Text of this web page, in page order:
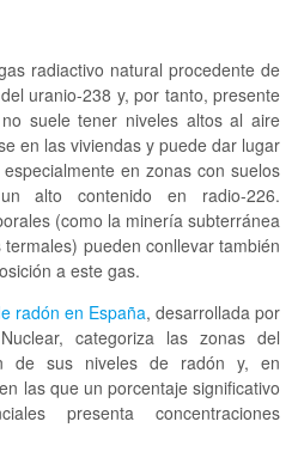
radiactivo natural procedente de
uranio-238 y, por tanto, presente
suele tener niveles altos al aire
en las viviendas y puede dar lugar
en zonas con suelos
alto contenido en radio-226.
(como la minería subterránea
pueden conllevar también
a este gas.
radón en España, desarrollada por
categoriza las zonas del
de sus niveles de radón y, en
las que un porcentaje significativo
presenta concentraciones